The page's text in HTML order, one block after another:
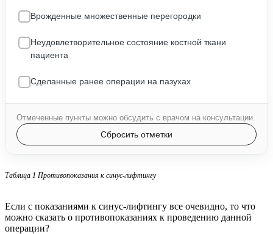
Врожденные множественные перегородки
Неудовлетворительное состояние костной ткани
пациента
Сделанные ранее операции на пазухах
Отмеченные пункты можно обсудить с врачом на консультации.
Сбросить отметки
Таблица 1 Противопоказания к синус-лифтингу
Если с показаниями к синус-лифтингу все очевидно, то что
можно сказать о противопоказаниях к проведению данной
операции?